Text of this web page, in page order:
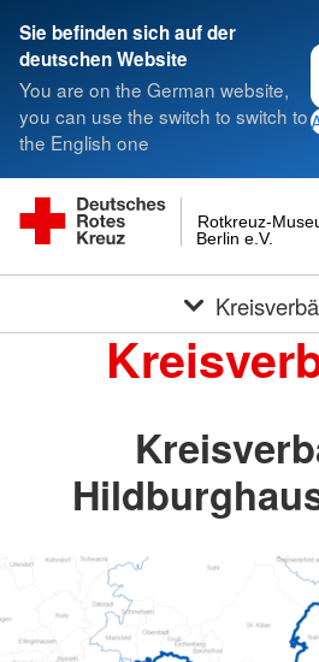
Sie befinden sich auf der
deutschen Website
You are on the German website,
you can use the switch to switch to
the English one
Berlin e.V.
Rotkreuz-